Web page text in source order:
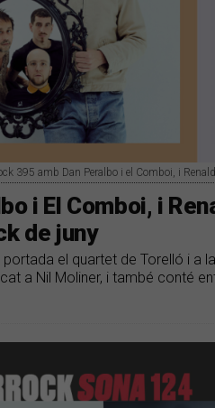
395 amb Dan Peralbo i el Comboi, i
i El Comboi, i
de juny
el quartet de Torelló i a
a Nil Moliner, i també conté